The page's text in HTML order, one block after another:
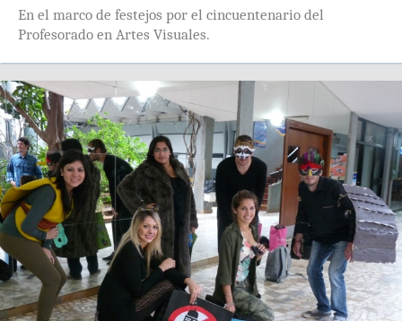
En el marco de festejos por el cincuentenario del
Profesorado en Artes Visuales.